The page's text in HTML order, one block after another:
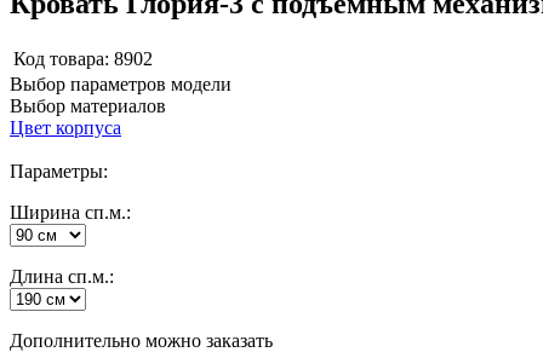
Код товара: 8902
Выбор параметров модели
Выбор материалов
Цвет корпуса
Параметры:
Ширина сп.м.:
Длина сп.м.:
Дополнительно можно заказать